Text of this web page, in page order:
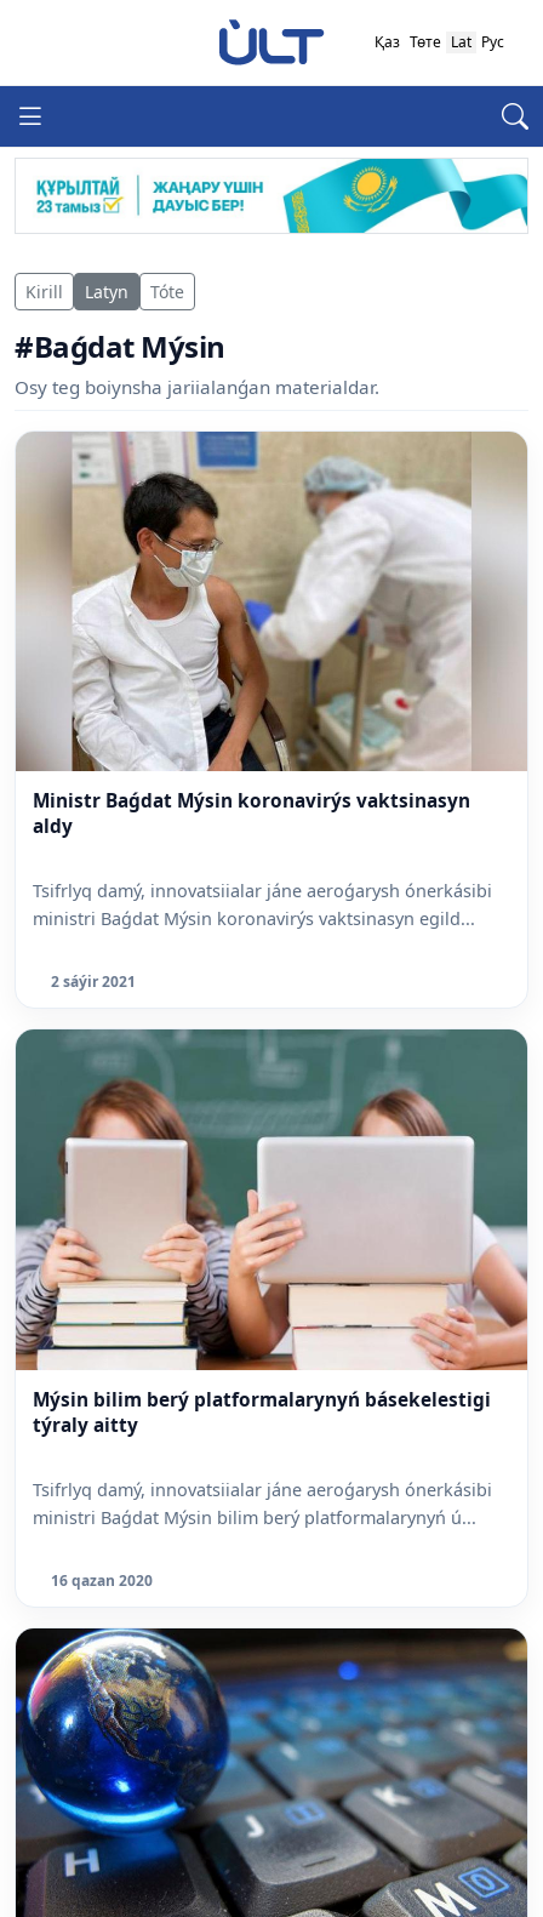
Қаз Төте Lat Рус
Kirill Latyn Tóte
#Baǵdat Mýsin
Osy teg boiynsha jariialanǵan materialdar.
Ministr Baǵdat Mýsin koronavirýs vaktsinasyn
aldy
Tsifrlyq damý, innovatsiialar jáne aeroǵarysh ónerkásibi
ministri Baǵdat Mýsin koronavirýs vaktsinasyn egild...
2 sáýir 2021
Mýsin bilim berý platformalarynyń básekelestigi
týraly aitty
Tsifrlyq damý, innovatsiialar jáne aeroǵarysh ónerkásibi
ministri Baǵdat Mýsin bilim berý platformalarynyń ú...
16 qazan 2020